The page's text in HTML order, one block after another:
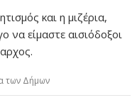
και η μιζέρια,
να είμαστε αισιόδοξοι
των Δήμων